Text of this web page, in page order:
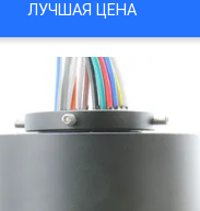
ЛУЧШАЯ ЦЕНА